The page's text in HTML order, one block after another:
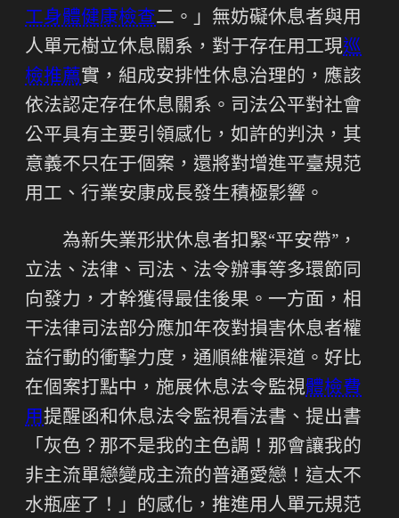
工身體健康檢查二。」無妨礙休息者與用
人單元樹立休息關系，對于存在用工現巡
檢推薦實，組成安排性休息治理的，應該
依法認定存在休息關系。司法公平對社會
公平具有主要引領感化，如許的判決，其
意義不只在于個案，還將對增進平臺規范
用工、行業安康成長發生積極影響。
為新失業形狀休息者扣緊“平安帶”，
立法、法律、司法、法令辦事等多環節同
向發力，才幹獲得最佳後果。一方面，相
干法律司法部分應加年夜對損害休息者權
益行動的衝擊力度，通順維權渠道。好比
在個案打點中，施展休息法令監視體檢費
用提醒函和休息法令監視看法書、提出書
「灰色？那不是我的主色調！那會讓我的
非主流單戀變成主流的普通愛戀！這太不
水瓶座了！」的感化，推進用人單元規范